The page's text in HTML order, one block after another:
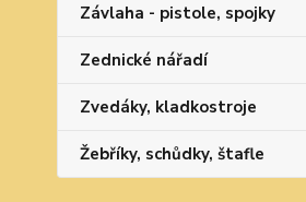
Závlaha - pistole, spojky
Zednické nářadí
Zvedáky, kladkostroje
Žebříky, schůdky, štafle